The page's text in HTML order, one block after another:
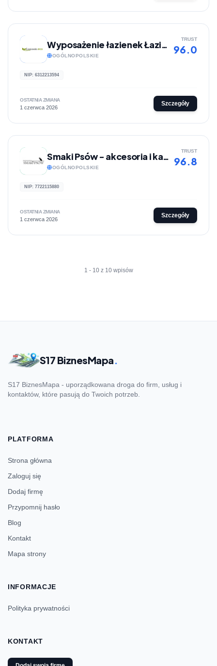
Wyposażenie łazienek Łazienki.eco
OGÓLNOPOLSKIE
TRUST
96.0
NIP: 6312213594
OSTATNIA ZMIANA
1 czerwca 2026
Szczegóły
Smaki Psów - akcesoria i karmy dla psów
OGÓLNOPOLSKIE
TRUST
96.8
NIP: 7722115880
OSTATNIA ZMIANA
1 czerwca 2026
Szczegóły
1 - 10 z 10 wpisów
S17 BiznesMapa.
S17 BiznesMapa - uporządkowana droga do firm, usług i
kontaktów, które pasują do Twoich potrzeb.
PLATFORMA
Strona główna
Zaloguj się
Dodaj firmę
Przypomnij hasło
Blog
Kontakt
Mapa strony
INFORMACJE
Polityka prywatności
KONTAKT